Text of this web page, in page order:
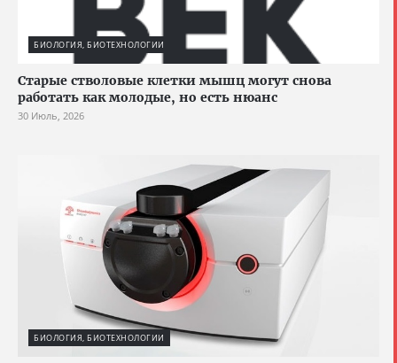
БИОЛОГИЯ, БИОТЕХНОЛОГИИ
Старые стволовые клетки мышц могут снова
работать как молодые, но есть нюанс
30 Июль, 2026
БИОЛОГИЯ, БИОТЕХНОЛОГИИ